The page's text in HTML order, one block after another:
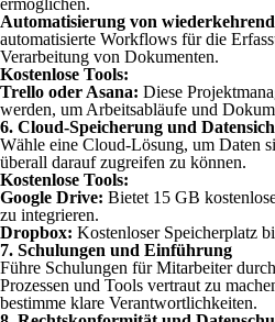
ermöglichen.
Automatisierung von
automatisierte Workflows für die
Verarbeitung von Dokumenten.
Kostenlose Tools:
Trello oder Asana: Diese
werden, um Arbeitsabläufe und
6. Cloud-Speicherung und
Wähle eine Cloud-Lösung, um Daten
überall darauf zugreifen zu können.
Kostenlose Tools:
Google Drive: Bietet 15 GB
zu integrieren.
Dropbox: Kostenloser Speicherplatz
7. Schulungen und Einführung
Führe Schulungen für Mitarbeiter
Prozessen und Tools vertraut zu
bestimme klare Verantwortlichkeiten.